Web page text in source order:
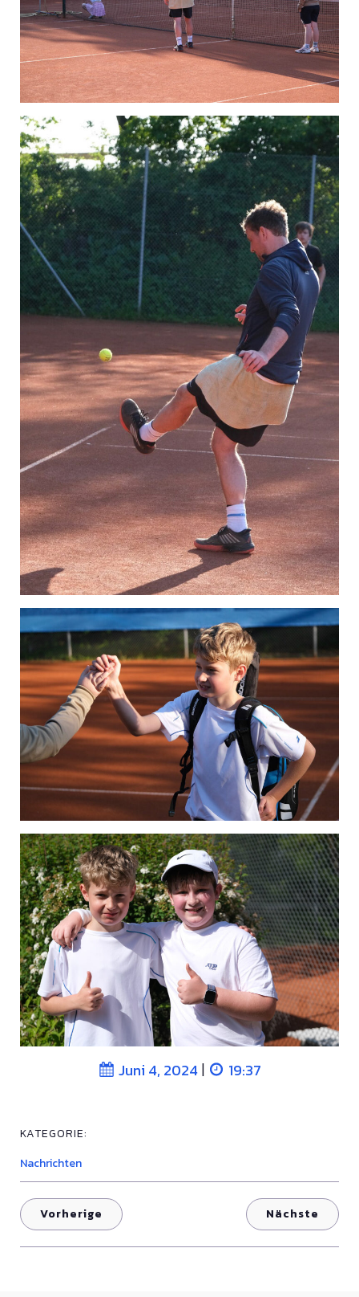
Juni 4, 2024 | 19:37
KATEGORIE:
Nachrichten
Vorherige Nächste